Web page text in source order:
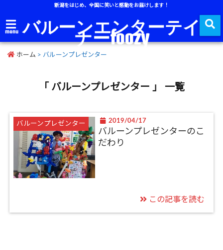
新潟をはじめ、全国に笑いと感動をお届けします！
menu バルーンエンターテイ
ナーfoozy
ホーム > バルーンプレゼンター
「 バルーンプレゼンター 」 一覧
バルーンプレゼンター 2019/04/17
バルーンプレゼンターのこ
だわり
この記事を読む